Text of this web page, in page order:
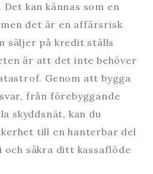
kan kännas som en
det är en affärsrisk
säljer på kredit ställs
är att det inte behöver
Genom att bygga
från förebyggande
skyddsnät, kan du
till en hanterbar del
säkra ditt kassaflöde